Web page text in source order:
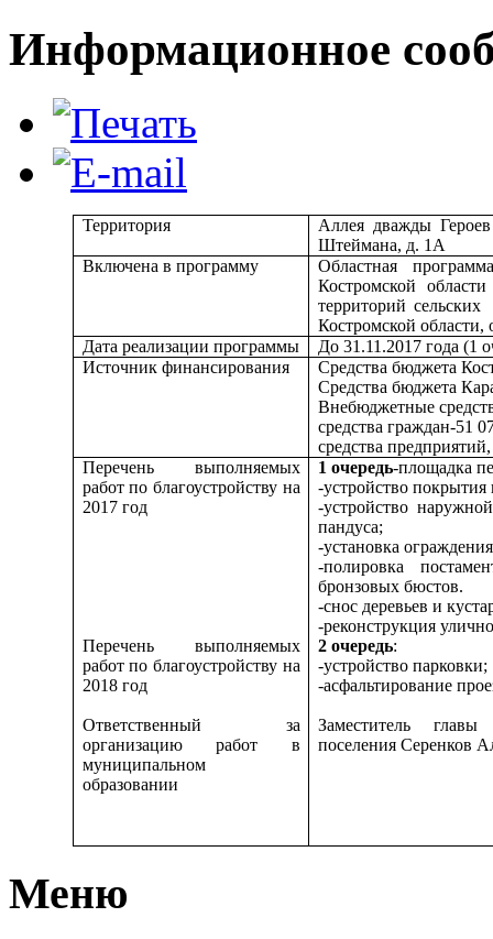
Информационное
Территория
Аллея дважды
Штеймана, д. 1А
Включена в программу
Областная
Костромской
территорий
Костромской
Дата реализации программы
До 31.11.2017 года (1
Источник финансирования
Средства бюджета
Средства бюджета
Внебюджетные
средства граждан-51
средства
Перечень выполняемых
работ по благоустройству на
2017 год
Перечень выполняемых
работ по благоустройству на
2018 год
Ответственный за
организацию работ в
муниципальном
образовании
1 очередь-площадка
-устройство покрытия
-устройство
пандуса;
-установка
-полировка
бронзовых бюстов.
-снос деревьев и
-реконструкция
2 очередь:
-устройство парковки;
-асфальтирование
Заместитель главы
поселения Серенков
Меню